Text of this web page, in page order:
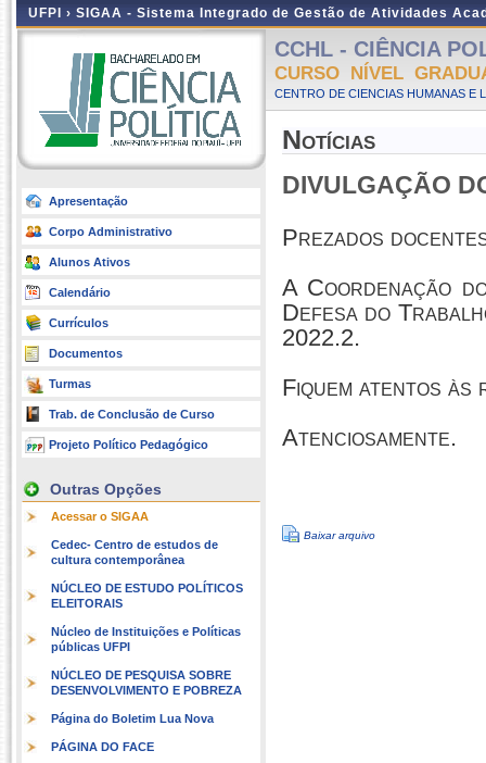
UFPI › SIGAA - Sistema Integrado de Gestão de Atividades
Apresentação
Corpo Administrativo
Alunos Ativos
Calendário
Currículos
Documentos
Turmas
Trab. de Conclusão de Curso
Projeto Político Pedagógico
Outras Opções
Acessar o SIGAA
Cedec- Centro de estudos de
cultura contemporânea
NÚCLEO DE ESTUDO POLÍTICOS
ELEITORAIS
Núcleo de Instituições e Políticas
públicas UFPI
NÚCLEO DE PESQUISA SOBRE
DESENVOLVIMENTO E POBREZA
Página do Boletim Lua Nova
PÁGINA DO FACE
CCHL - CIÊNCIA
CURSO NÍVEL
CENTRO DE CIENCIAS HUMANAS E
Notícias
DIVULGAÇÃO
Prezados
A Coordenação
Defesa do
2022.2.
Fiquem atentos
Atenciosamente.
Baixar arquivo